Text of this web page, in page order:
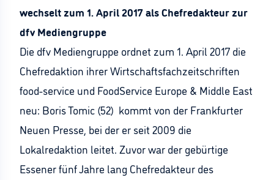
wechselt zum 1. April 2017 als Chefredakteur zur
dfv Mediengruppe
Die dfv Mediengruppe ordnet zum 1. April 2017 die
Chefredaktion ihrer Wirtschaftsfachzeitschriften
food-service und FoodService Europe & Middle East
neu: Boris Tomic (52) kommt von der Frankfurter
Neuen Presse, bei der er seit 2009 die
Lokalredaktion leitet. Zuvor war der gebürtige
Essener fünf Jahre lang Chefredakteur des